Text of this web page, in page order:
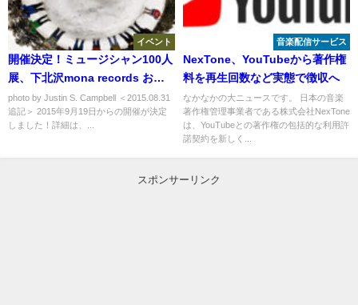
イベント
開催決定！ミュージシャン100人
展、下北沢mona records おん
がく食堂にて開催へ
photo by Justin S. Campbell ＜2015.08.31
追記＞ 2015年9月19日からの開催が決定
しました！詳細は、...
音楽配信サービス
NexTone、YouTubeから著作権
料を再生回数など実態で徴収へ
なかなかの大ニュースです。 日本の音楽
著作権管理事業者である株式会社NexTone
は、YouTubeとの著作権の包括的な利用許
諾契約を新しく...
スポンサーリンク